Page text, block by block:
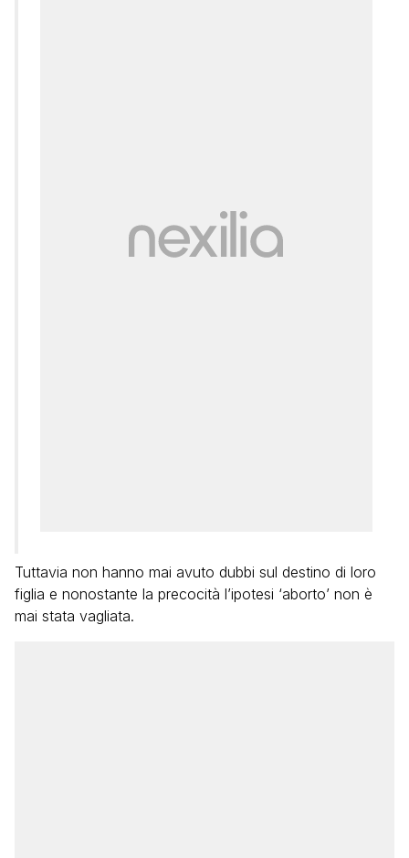
Tuttavia non hanno mai avuto dubbi sul destino di loro
figlia e nonostante la precocità l’ipotesi ‘aborto’ non è
mai stata vagliata.